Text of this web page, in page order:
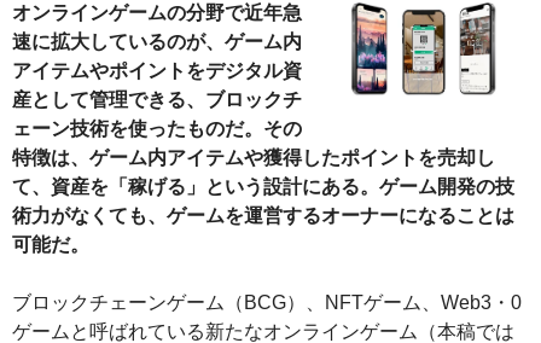
オンラインゲームの分野で近年急
速に拡大しているのが、ゲーム内
アイテムやポイントをデジタル資
産として管理できる、ブロックチ
ェーン技術を使ったものだ。その
特徴は、ゲーム内アイテムや獲得したポイントを売却し
て、資産を「稼げる」という設計にある。ゲーム開発の技
術力がなくても、ゲームを運営するオーナーになることは
可能だ。
ブロックチェーンゲーム（BCG）、NFTゲーム、Web3・0
ゲームと呼ばれている新たなオンラインゲーム（本稿では